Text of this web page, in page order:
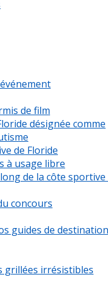
de film
désignée comme
de Floride
à usage libre
de la côte sportive
concours
guides de destination
grillées irrésistibles